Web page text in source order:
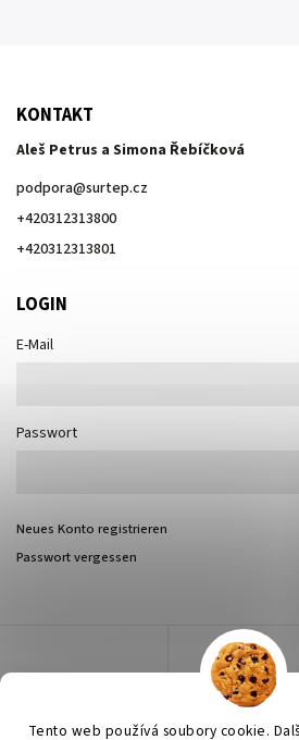
Tento web používá soubory cookie.
KONTAKT
Aleš Petrus a Simona Řebíčková
podpora@surtep.cz
+420312313800
+420312313801
LOGIN
E-Mail
Passwort
Neues Konto registrieren
Passwort vergessen